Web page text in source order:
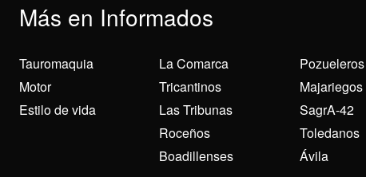
Más en Informados
Tauromaquia
Motor
Estilo de vida
La Comarca
Tricantinos
Las Tribunas
Roceños
Boadillenses
Pozueleros
Majariegos
SagrA-42
Toledanos
Ávila